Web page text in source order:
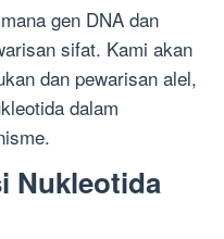
gen DNA dan
sifat. Kami akan
dan pewarisan alel,
dalam
Nukleotida